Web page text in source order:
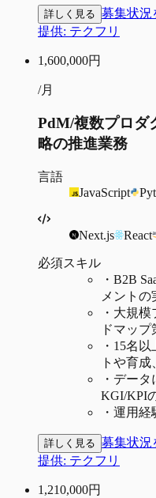
詳しく見る 募集状況
提供: テクフリ
1,600,000円
/月
PdM/複数プロダ
略の推進業務
言語
JavaScript
Next.js React
必須スキル
・ B2B
メントの
・ 大規模
ドマッ
・ 15名以
トや育
・ データ
KGI/KPI
・ 運用経
詳しく見る 募集状況
提供: テクフリ
1,210,000円